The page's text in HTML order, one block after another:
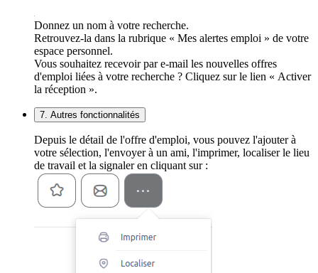
Donnez un nom à votre recherche.
Retrouvez-la dans la rubrique « Mes alertes emploi » de votre
espace personnel.
Vous souhaitez recevoir par e-mail les nouvelles offres
d'emploi liées à votre recherche ? Cliquez sur le lien « Activer
la réception ».
7. Autres fonctionnalités
Depuis le détail de l'offre d'emploi, vous pouvez l'ajouter à
votre sélection, l'envoyer à un ami, l'imprimer, localiser le lieu
de travail et la signaler en cliquant sur :